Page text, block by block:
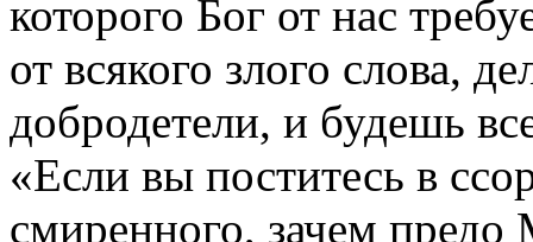
которого Бог от нас
от всякого злого слова,
добродетели, и будешь
«Если вы поститесь в
смиренного, зачем